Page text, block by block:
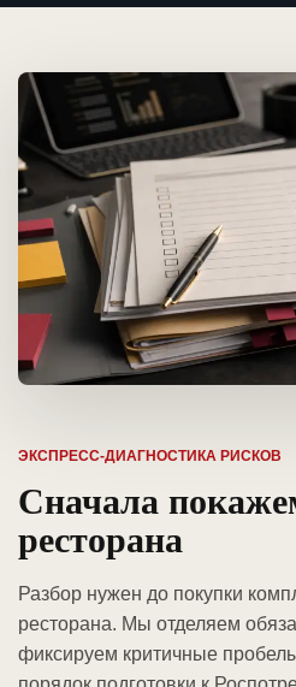
ЭКСПРЕСС-ДИАГНОСТИКА РИСКОВ
Сначала
ресторана
Разбор нужен до покупки
ресторана. Мы отделяем
фиксируем критичные